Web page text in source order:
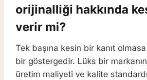
orijinalliği hakkında
verir mi?
Tek başına kesin bir kanıt
bir göstergedir. Lüks bir
üretim maliyeti ve kalite